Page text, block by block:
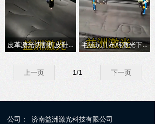
皮革激光切割机皮鞋激光下料 毛绒玩具布料激光下料机
上一页 下一页
1/1
公司：
济南益洲激光科技有限公司